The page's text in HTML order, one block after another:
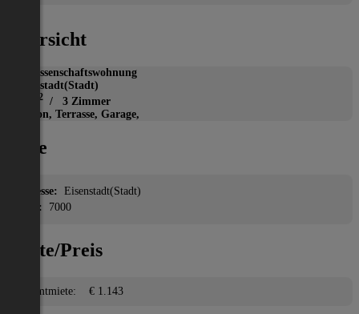
Übersicht
Genossenschaftswohnung
Eisenstadt(Stadt)
2 / 3 Zimmer
Balkon, Terrasse, Garage,
Lage
Adresse: Eisenstadt(Stadt)
PLZ:
7000
Miete/Preis
Gesamtmiete: € 1.143